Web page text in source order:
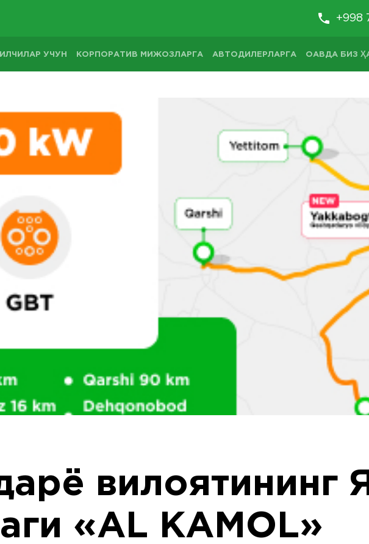
+998
УЧУН КОРПОРАТИВ МИЖОЗЛАРГА АВТОДИЛЕРЛАРГА ОАВДА БИЗ
вилоятининг
«AL KAMOL»